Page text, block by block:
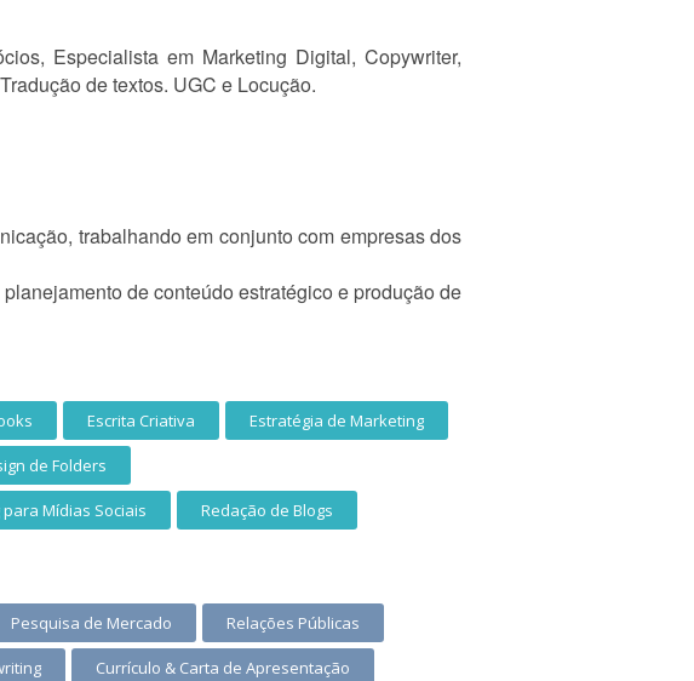
Especialista em Marketing Digital, Copywriter,
de textos. UGC e Locução.
trabalhando em conjunto com empresas dos
de conteúdo estratégico e produção de
Escrita Criativa Estratégia de Marketing
de Folders
Mídias Sociais Redação de Blogs
Pesquisa de Mercado Relações Públicas
Currículo & Carta de Apresentação